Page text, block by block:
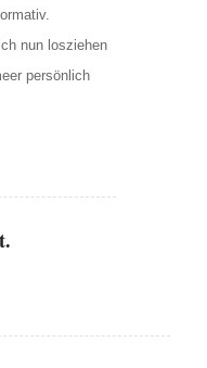
nun losziehen
persönlich